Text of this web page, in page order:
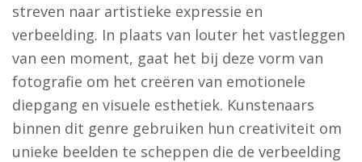
streven naar artistieke expressie en
verbeelding. In plaats van louter het vastleggen
van een moment, gaat het bij deze vorm van
fotografie om het creëren van emotionele
diepgang en visuele esthetiek. Kunstenaars
binnen dit genre gebruiken hun creativiteit om
unieke beelden te scheppen die de verbeelding